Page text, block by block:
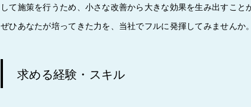
して施策を行うため、小さな改善から大きな効果を生み出すこと
ぜひあなたが培ってきた力を、当社でフルに発揮してみませんか。
求める経験・スキル